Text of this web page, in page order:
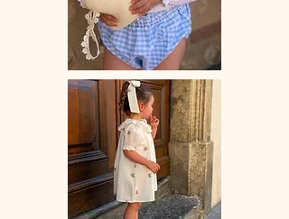
soin pour accompagner chaque
moment de l’enfance.
📏 Le modèle taille normalement.
🪡 Chaque création étantfaite main
un délai de confection de 15 à 28
jours ouvrés est à prévoir.